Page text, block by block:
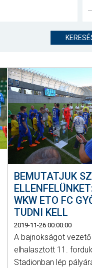
BEMUTATJUK
WKW ETO FC
TUDNI KELL
2019-11-26 00:00:00
A bajnokságot
elhalasztott 11.
Stadionban lép